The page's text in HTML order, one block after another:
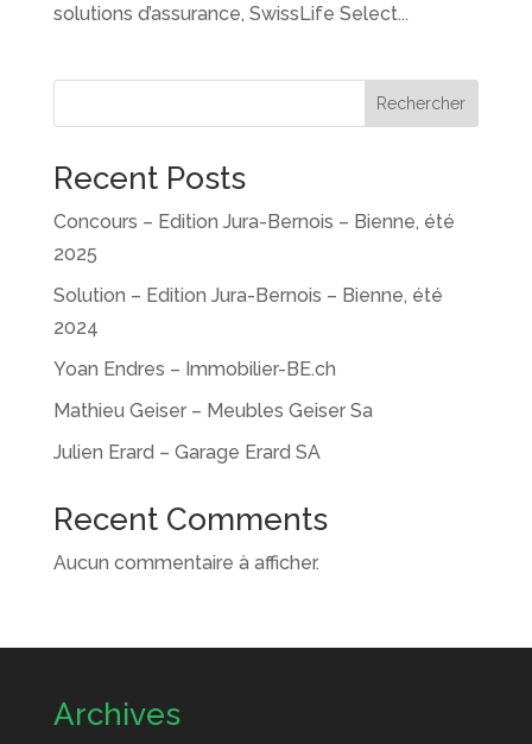
solutions d’assurance, SwissLife Select...
Rechercher
Recent Posts
Concours – Edition Jura-Bernois – Bienne, été
2025
Solution – Edition Jura-Bernois – Bienne, été
2024
Yoan Endres – Immobilier-BE.ch
Mathieu Geiser – Meubles Geiser Sa
Julien Erard – Garage Erard SA
Recent Comments
Aucun commentaire à afficher.
Archives